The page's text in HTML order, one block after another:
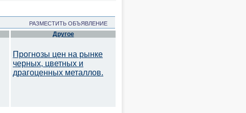
РАЗМЕСТИТЬ ОБЪЯВЛЕНИЕ
Другое
Прогнозы цен на рынке
черных, цветных и
драгоценных металлов.